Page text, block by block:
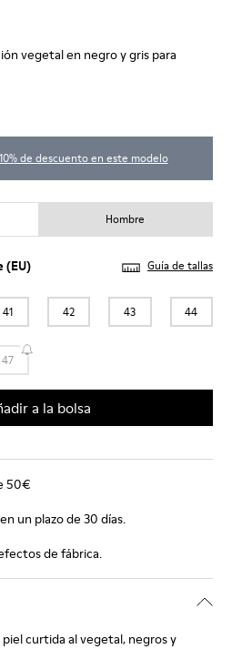
vegetal en negro y gris para
de descuento en este modelo
Hombre
(EU) Guía de tallas
41 42 43 44
47
a la bolsa
50€
un plazo de 30 días.
de fábrica.
curtida al vegetal, negros y